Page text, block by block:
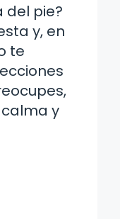
del pie?
y, en
te
y